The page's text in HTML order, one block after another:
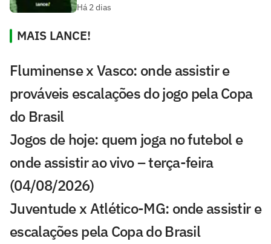
Há 2 dias
MAIS LANCE!
Fluminense x Vasco: onde assistir e
prováveis escalações do jogo pela Copa
do Brasil
Jogos de hoje: quem joga no futebol e
onde assistir ao vivo – terça-feira
(04/08/2026)
Juventude x Atlético-MG: onde assistir e
escalações pela Copa do Brasil